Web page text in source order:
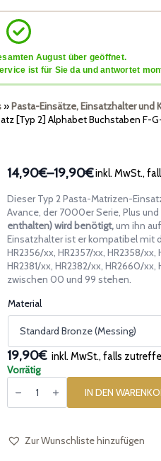
August über geöffnet.
ist für Sie da und antwortet
»Pasta-Einsätze, Einsatzhalter und
[Typ 2] Alphabet Buchstaben F-
14,90€–19,90€
Preisspanne:
14,90€
bis
19,90€
inkl. MwSt.,
Dieser Typ 2 Pasta-Matrizen-
Avance, der 7000er Serie, Plus
enthalten) wird benötigt,um ihn
Einsatzhalter ist er kompatibel mit
HR2356/xx, HR2357/xx, HR2358/
HR2381/xx, HR2382/xx, HR2660/
zwischen 00 und 99 stehen.
Material
19,90€ inkl. MwSt., falls
Vorrätig
Pasta-
Einsatz
2]
F-
IN DEN
Zur Wunschliste hinzufügen